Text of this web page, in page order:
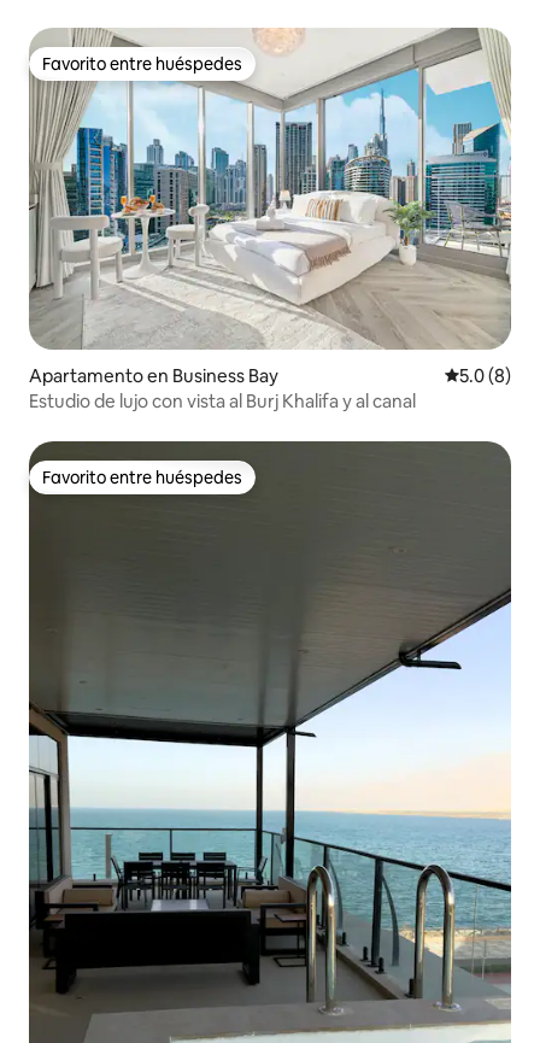
Favorito entre huéspedes
Favorito entre huéspedes
Apartamento en Business Bay
5.0 (8)
Estudio de lujo con vista al Burj Khalifa y al canal
Favorito entre huéspedes
Favorito entre huéspedes